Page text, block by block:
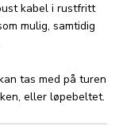
kabel i rustfritt
mulig, samtidig
tas med på turen
eller løpebeltet.